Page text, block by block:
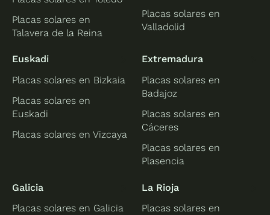
Placas solares en
Talavera de la Reina
Placas solares en
Valladolid
Euskadi
Placas solares en Bizkaia
Placas solares en
Euskadi
Placas solares en Vizcaya
Extremadura
Placas solares en
Badajoz
Placas solares en
Cáceres
Placas solares en
Plasencia
Galicia
Placas solares en Galicia
La Rioja
Placas solares en